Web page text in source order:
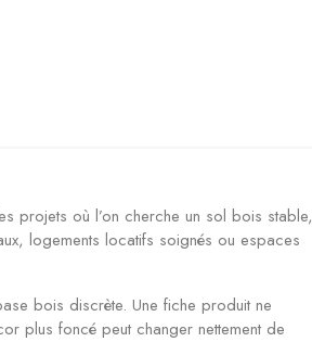
projets où l’on cherche un sol bois stable,
logements locatifs soignés ou espaces
bois discrète. Une fiche produit ne
plus foncé peut changer nettement de